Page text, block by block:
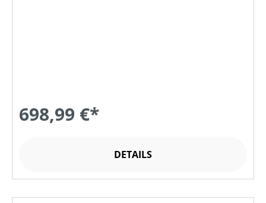
698,99 €*
DETAILS